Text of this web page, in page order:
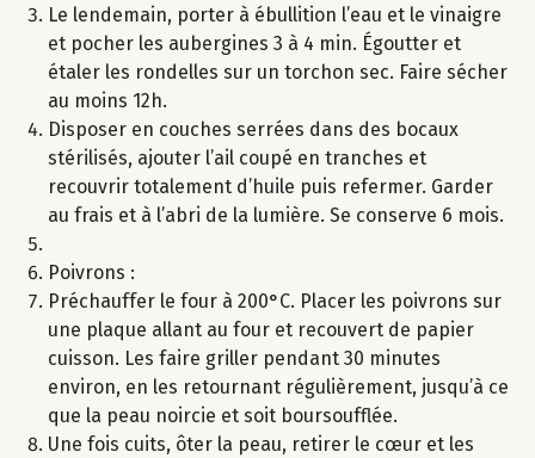
Le lendemain, porter à ébullition l’eau et le vinaigre
et pocher les aubergines 3 à 4 min. Égoutter et
étaler les rondelles sur un torchon sec. Faire sécher
au moins 12h.
Disposer en couches serrées dans des bocaux
stérilisés, ajouter l’ail coupé en tranches et
recouvrir totalement d’huile puis refermer. Garder
au frais et à l’abri de la lumière. Se conserve 6 mois.
Poivrons :
Préchauffer le four à 200°C. Placer les poivrons sur
une plaque allant au four et recouvert de papier
cuisson. Les faire griller pendant 30 minutes
environ, en les retournant régulièrement, jusqu’à ce
que la peau noircie et soit boursoufflée.
Une fois cuits, ôter la peau, retirer le cœur et les